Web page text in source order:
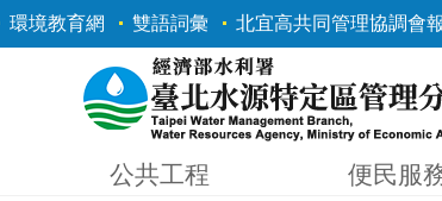
環境教育網 雙語詞彙 北宜高共同管理協調會
公共工程 便民服